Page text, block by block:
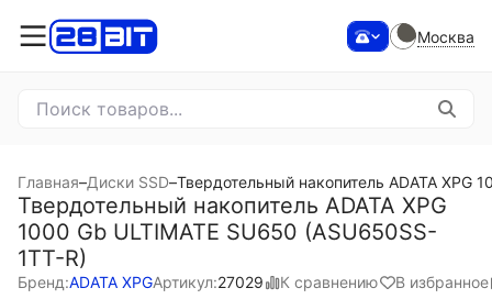
Москва
Главная–Диски SSD–Твердотельный накопитель ADATA XPG
Твердотельный накопитель ADATA XPG
1000 Gb ULTIMATE SU650 (ASU650SS-
1TT-R)
Бренд:ADATA XPGАртикул:27029 К сравнению В избранное